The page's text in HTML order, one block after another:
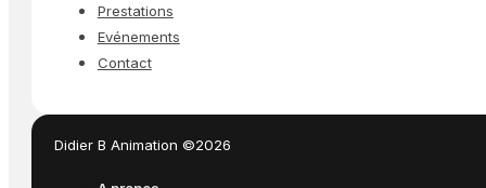
Prestations
Evénements
Contact
Didier B Animation ©2026